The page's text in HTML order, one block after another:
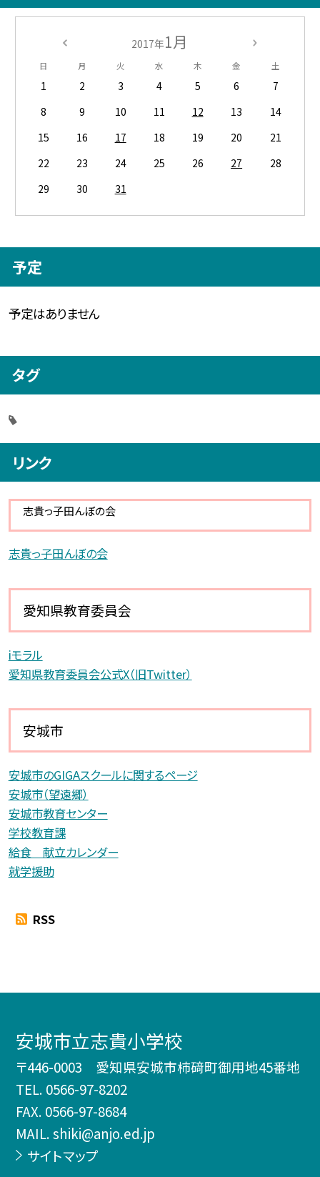
2017年1月
日 月 火 水 木 金 土
1 2 3 4 5 6
7
8
9 10 11 12 13
14
15
16 17 18 19 20
21
22
23 24 25 26 27
28
29
30 31
予定
予定はありません
タグ
リンク
志貴っ子田んぼの会
志貴っ子田んぼの会
愛知県教育委員会
iモラル
愛知県教育委員会公式X（旧Twitter）
安城市
安城市のGIGAスクールに関するページ
安城市（望遠郷）
安城市教育センター
学校教育課
給食 献立カレンダー
就学援助
RSS
安城市立志貴小学校
〒446-0003 愛知県安城市柿𥔎町御用地45番地
TEL. 0566-97-8202
FAX. 0566-97-8684
MAIL. shiki@anjo.ed.jp
サイトマップ